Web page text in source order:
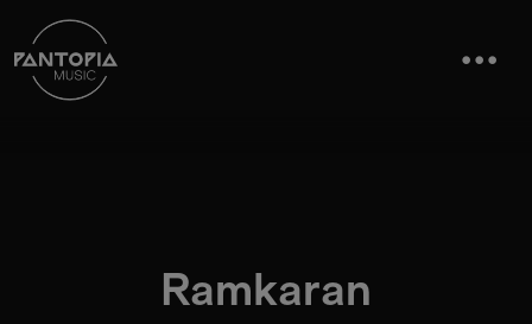
Ramkaran